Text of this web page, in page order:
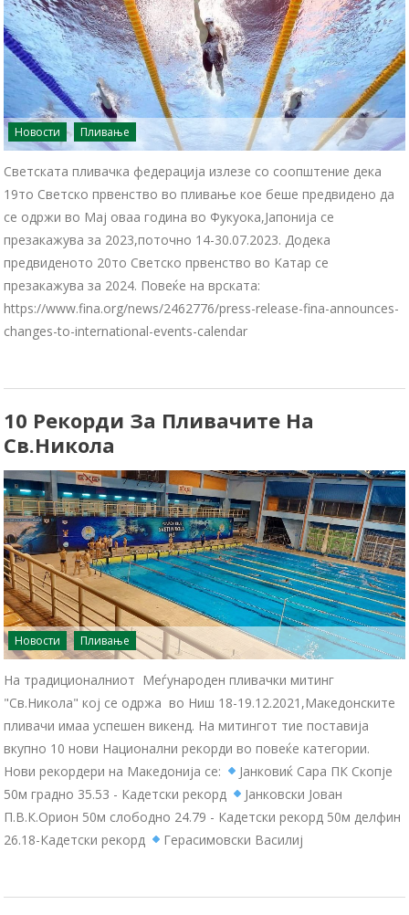
Новости Пливање
Светската пливачка федерација излезе со соопштение дека
19то Светско првенство во пливање кое беше предвидено да
се одржи во Мај оваа година во Фукуока,Јапонија се
презакажува за 2023,поточно 14-30.07.2023. Додека
предвиденото 20то Светско првенство во Катар се
презакажува за 2024. Повеќе на врската:
https://www.fina.org/news/2462776/press-release-fina-announces-
changes-to-international-events-calendar
10 Рекорди За Пливачите На
Св.Никола
Новости Пливање
На традиционалниот Меѓународен пливачки митинг
"Св.Никола" кој се одржa во Ниш 18-19.12.2021,Македонските
пливачи имаа успешен викенд. На митингот тие поставија
вкупно 10 нови Национални рекорди во повеќе категории.
Нови рекордери на Македонија се:
Јанковиќ Сара ПК Скопје
50м градно 35.53 - Кадетски рекорд
Јанковски Јован
П.В.К.Орион 50м слободно 24.79 - Кадетски рекорд 50м делфин
26.18-Кадетски рекорд
Герасимовски Василиј